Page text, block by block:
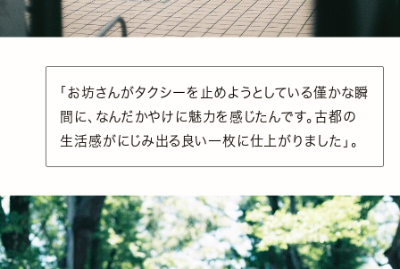
「お坊さんがタクシーを止めようとしている僅かな瞬
間に、なんだかやけに魅力を感じたんです。古都の
生活感がにじみ出る良い一枚に仕上がりました」。